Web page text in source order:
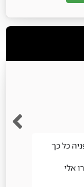
כל כך
אלי